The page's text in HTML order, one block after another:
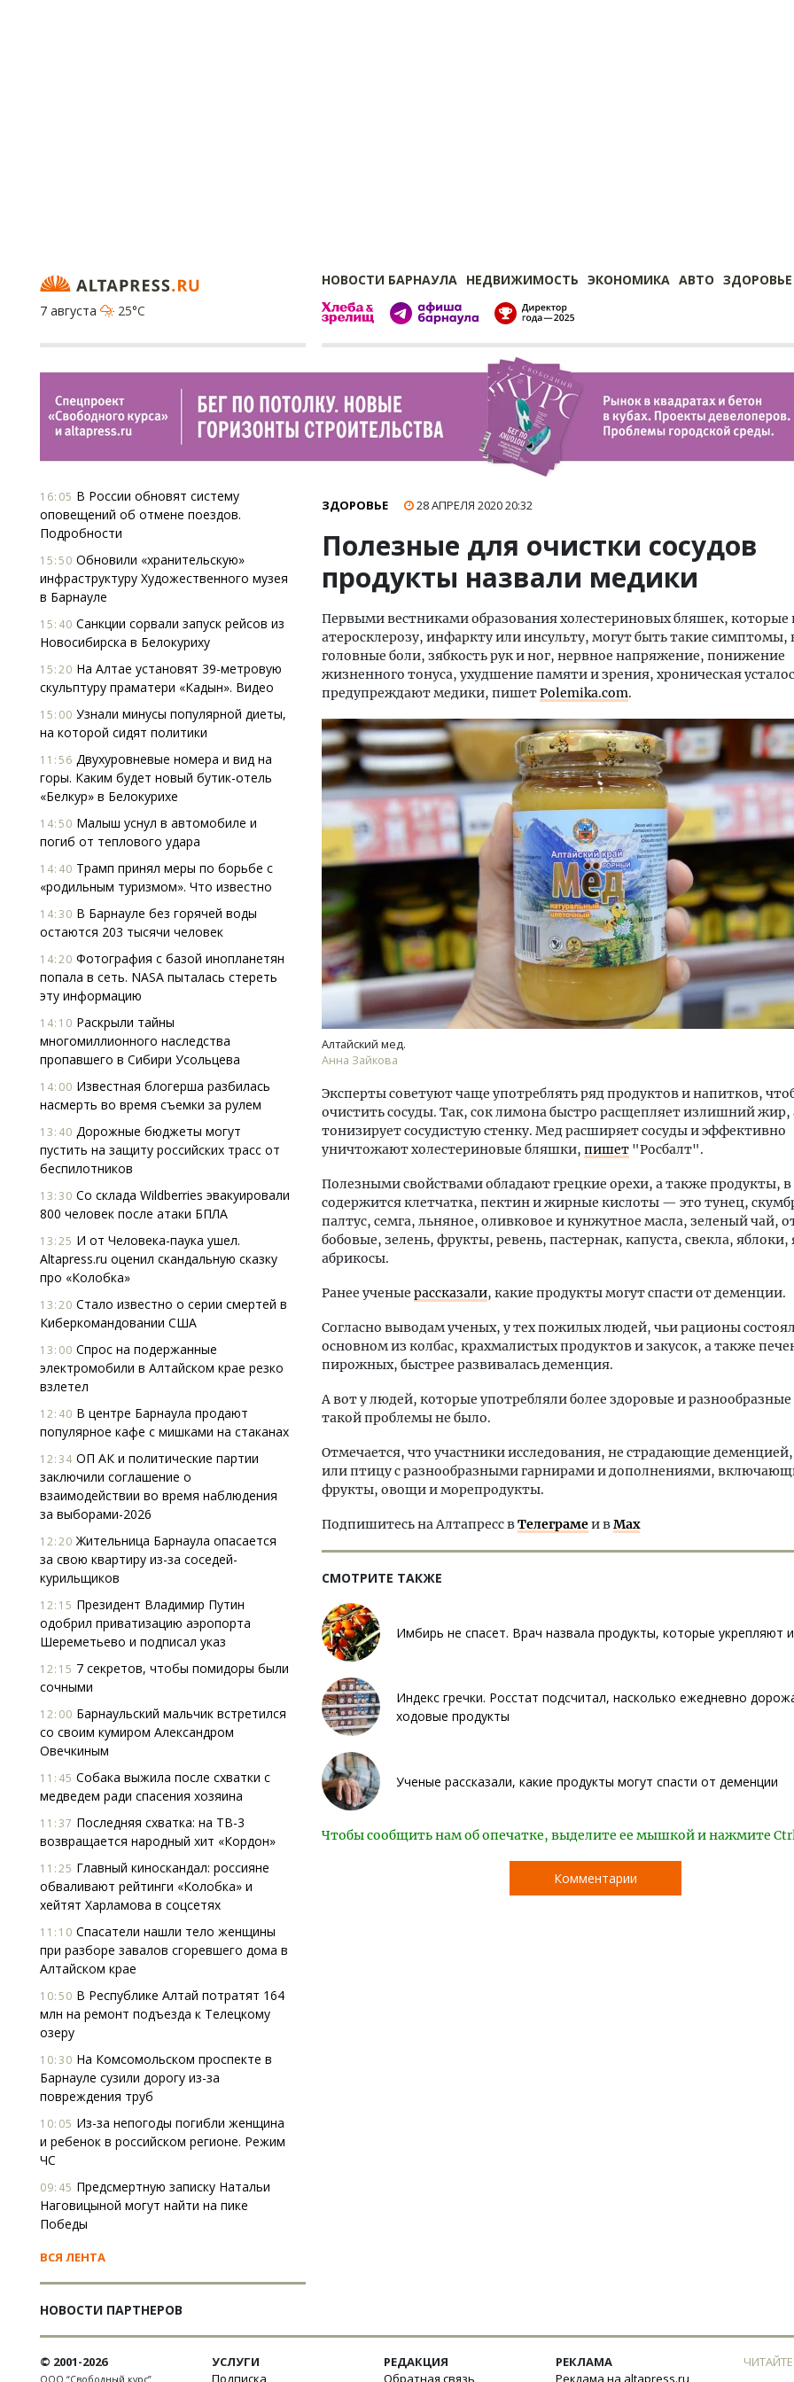
НОВОСТИ БАРНАУЛА НЕДВИЖИМОСТЬ ЭКОНОМИКА АВТО ЗДОРОВЬЕ
7 августа
25°C
16:05 В России обновят систему
оповещений об отмене поездов.
Подробности
15:50 Обновили «хранительскую»
инфраструктуру Художественного музея
в Барнауле
15:40 Санкции сорвали запуск рейсов из
Новосибирска в Белокуриху
15:20 На Алтае установят 39-метровую
скульптуру праматери «Кадын». Видео
15:00 Узнали минусы популярной диеты,
на которой сидят политики
11:56 Двухуровневые номера и вид на
горы. Каким будет новый бутик-отель
«Белкур» в Белокурихе
14:50 Малыш уснул в автомобиле и
погиб от теплового удара
14:40 Трамп принял меры по борьбе с
«родильным туризмом». Что известно
14:30 В Барнауле без горячей воды
остаются 203 тысячи человек
14:20 Фотография с базой инопланетян
попала в сеть. NASA пыталась стереть
эту информацию
14:10 Раскрыли тайны
многомиллионного наследства
пропавшего в Сибири Усольцева
14:00 Известная блогерша разбилась
насмерть во время съемки за рулем
13:40 Дорожные бюджеты могут
пустить на защиту российских трасс от
беспилотников
13:30 Со склада Wildberries эвакуировали
800 человек после атаки БПЛА
13:25 И от Человека-паука ушел.
Altapress.ru оценил скандальную сказку
про «Колобка»
13:20 Стало известно о серии смертей в
Киберкомандовании США
13:00 Спрос на подержанные
электромобили в Алтайском крае резко
взлетел
12:40 В центре Барнаула продают
популярное кафе с мишками на стаканах
12:34 ОП АК и политические партии
заключили соглашение о
взаимодействии во время наблюдения
за выборами-2026
12:20 Жительница Барнаула опасается
за свою квартиру из-за соседей-
курильщиков
12:15 Президент Владимир Путин
одобрил приватизацию аэропорта
Шереметьево и подписал указ
12:15 7 секретов, чтобы помидоры были
сочными
12:00 Барнаульский мальчик встретился
со своим кумиром Александром
Овечкиным
11:45 Собака выжила после схватки с
медведем ради спасения хозяина
11:37 Последняя схватка: на ТВ-3
возвращается народный хит «Кордон»
11:25 Главный киноскандал: россияне
обваливают рейтинги «Колобка» и
хейтят Харламова в соцсетях
11:10 Спасатели нашли тело женщины
при разборе завалов сгоревшего дома в
Алтайском крае
10:50 В Республике Алтай потратят 164
млн на ремонт подъезда к Телецкому
озеру
10:30 На Комсомольском проспекте в
Барнауле сузили дорогу из-за
повреждения труб
10:05 Из-за непогоды погибли женщина
и ребенок в российском регионе. Режим
ЧС
09:45 Предсмертную записку Натальи
Наговицыной могут найти на пике
Победы
ВСЯ ЛЕНТА
НОВОСТИ ПАРТНЕРОВ
ЗДОРОВЬЕ 28 АПРЕЛЯ 202020:32
Полезные для очистки сосудов
продукты назвали медики
Первыми вестниками образования холестериновых бляшек, которые
атеросклерозу, инфаркту или инсульту, могут быть такие симптомы,
головные боли, зябкость рук и ног, нервное напряжение, понижение
жизненного тонуса, ухудшение памяти и зрения, хроническая
предупреждают медики, пишетPolemika.com.
Алтайский мед.
Анна Зайкова
Эксперты советуют чаще употреблять ряд продуктов и напитков,
очистить сосуды. Так, сок лимона быстро расщепляет излишний жир,
тонизирует сосудистую стенку. Мед расширяет сосуды и эффективно
уничтожают холестериновые бляшки, пишет "Росбалт".
Полезными свойствами обладают грецкие орехи, а также продукты,
содержится клетчатка, пектин и жирные кислоты — это тунец,
палтус, семга, льняное, оливковое и кунжутное масла, зеленый чай,
бобовые, зелень, фрукты, ревень, пастернак, капуста, свекла, яблоки,
абрикосы.
Ранее ученые рассказали, какие продукты могут спасти от деменции.
Согласно выводам ученых, у тех пожилых людей, чьи рационы
основном из колбас, крахмалистых продуктов и закусок, а также
пирожных, быстрее развивалась деменция.
А вот у людей, которые употребляли более здоровые и
такой проблемы не было.
Отмечается, что участники исследования, не страдающие
или птицу с разнообразными гарнирами и дополнениями,
фрукты, овощи и морепродукты.
Подпишитесь на Алтапресс вТелеграмеи вMax
СМОТРИТЕ ТАКЖЕ
Имбирь не спасет. Врач назвала продукты, которые укрепляют
Индекс гречки. Росстат подсчитал, насколько ежедневно
ходовые продукты
Ученые рассказали, какие продукты могут спасти от деменции
Чтобы сообщить нам об опечатке, выделите ее мышкой и нажмите
Комментарии
Архитектурный код начинается с
земли. Мощение крупноформатными
плитами становится новым
стандартом благоустройства
СТРОИТЕЛЬСТВО
Ищем новые берега. Гендиректор
«Жилищной инициативы» Юрий
Гатилов — о том, как девелоперу
оставаться на плаву, когда рынок
штормит
СТРОИТЕЛЬСТВО
Смелость архитектурных
Генеральный директор
ЗИАС — об эстетике
трендах в фасадах и
СТРОИТЕЛЬСТВО
© 2001-2026
ООО “Свободный курс”
УСЛУГИ
Подписка
РЕДАКЦИЯ
Обратная связь
РЕКЛАМА
Реклама на altapress.ru